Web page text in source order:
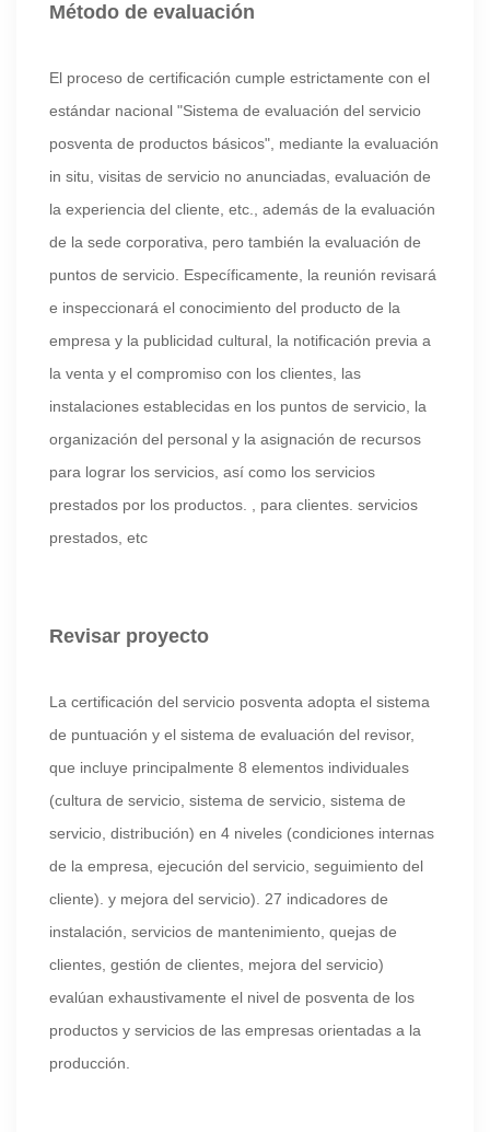
Método de evaluación
El proceso de certificación cumple estrictamente con el
estándar nacional "Sistema de evaluación del servicio
posventa de productos básicos", mediante la evaluación
in situ, visitas de servicio no anunciadas, evaluación de
la experiencia del cliente, etc., además de la evaluación
de la sede corporativa, pero también la evaluación de
puntos de servicio. Específicamente, la reunión revisará
e inspeccionará el conocimiento del producto de la
empresa y la publicidad cultural, la notificación previa a
la venta y el compromiso con los clientes, las
instalaciones establecidas en los puntos de servicio, la
organización del personal y la asignación de recursos
para lograr los servicios, así como los servicios
prestados por los productos. , para clientes. servicios
prestados, etc
Revisar proyecto
La certificación del servicio posventa adopta el sistema
de puntuación y el sistema de evaluación del revisor,
que incluye principalmente 8 elementos individuales
(cultura de servicio, sistema de servicio, sistema de
servicio, distribución) en 4 niveles (condiciones internas
de la empresa, ejecución del servicio, seguimiento del
cliente). y mejora del servicio). 27 indicadores de
instalación, servicios de mantenimiento, quejas de
clientes, gestión de clientes, mejora del servicio)
evalúan exhaustivamente el nivel de posventa de los
productos y servicios de las empresas orientadas a la
producción.